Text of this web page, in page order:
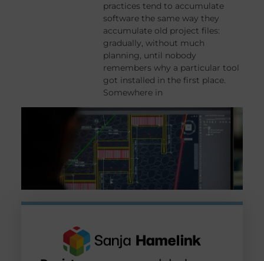
practices tend to accumulate
software the same way they
accumulate old project files:
gradually, without much
planning, until nobody
remembers why a particular tool
got installed in the first place.
Somewhere in